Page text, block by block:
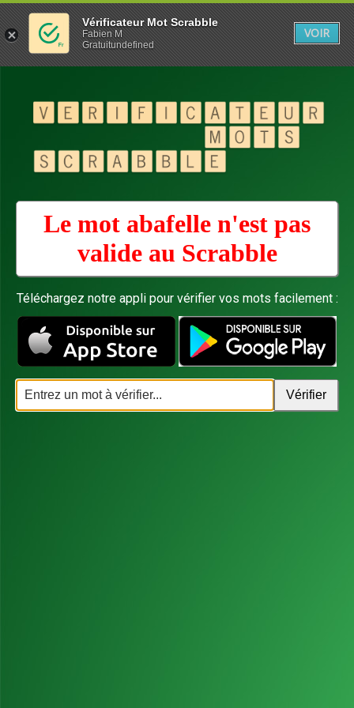
Le mot abafelle n'est pas
valide au Scrabble
Téléchargez notre appli pour vérifier vos mots facilement :
Vérificateur Mot Scrabble
Fabien M
Gratuitundefined
VOIR